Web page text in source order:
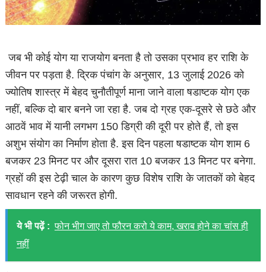
जब भी कोई योग या राजयोग बनता है तो उसका प्रभाव हर राशि के
जीवन पर पड़ता है. द्रिक पंचांग के अनुसार, 13 जुलाई 2026 को
ज्योतिष शास्त्र में बेहद चुनौतीपूर्ण माना जाने वाला षडाष्टक योग एक
नहीं, बल्कि दो बार बनने जा रहा है. जब दो ग्रह एक-दूसरे से छठे और
आठवें भाव में यानी लगभग 150 डिग्री की दूरी पर होते हैं, तो इस
अशुभ संयोग का निर्माण होता है. इस दिन पहला षडाष्टक योग शाम 6
बजकर 23 मिनट पर और दूसरा रात 10 बजकर 13 मिनट पर बनेगा.
ग्रहों की इस टेढ़ी चाल के कारण कुछ विशेष राशि के जातकों को बेहद
सावधान रहने की जरूरत होगी.
ये भी पढ़ें : फोन भीग जाए तो फौरन करो ये काम, खराब होने का चांस ही
नहीं